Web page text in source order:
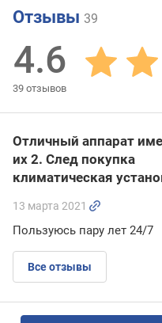
Отзывы 39
4.6
39 отзывов
Отличный аппарат
их 2. След покупка
климатическая
13 марта 2021
Пользуюсь пару лет 24/7
Все отзывы